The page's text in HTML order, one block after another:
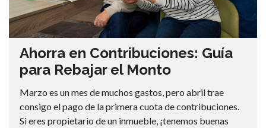
Ahorra en Contribuciones: Guía
para Rebajar el Monto
Marzo es un mes de muchos gastos, pero abril trae
consigo el pago de la primera cuota de contribuciones.
Si eres propietario de un inmueble, ¡tenemos buenas